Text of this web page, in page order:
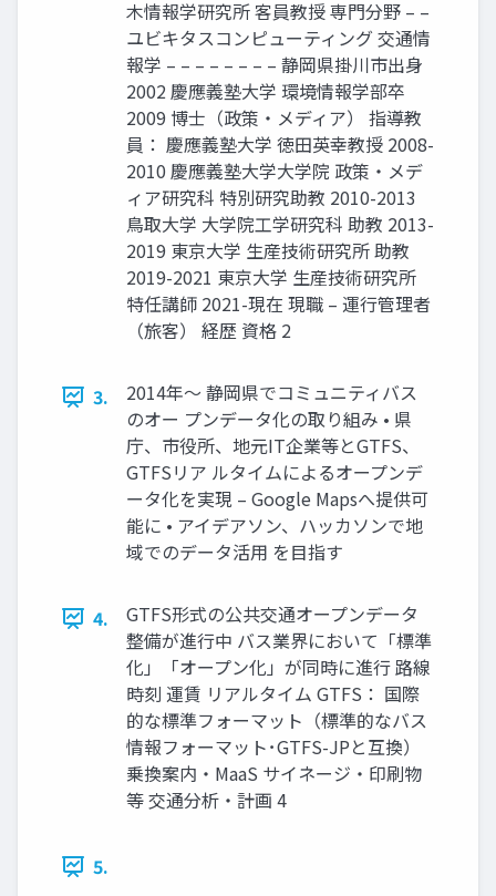
木情報学研究所 客員教授 専門分野 – –
ユビキタスコンピューティング 交通情
報学 – – – – – – – – 静岡県掛川市出身
2002 慶應義塾大学 環境情報学部卒
2009 博士（政策・メディア） 指導教
員： 慶應義塾大学 徳田英幸教授 2008-
2010 慶應義塾大学大学院 政策・メデ
ィア研究科 特別研究助教 2010-2013
鳥取大学 大学院工学研究科 助教 2013-
2019 東京大学 生産技術研究所 助教
2019-2021 東京大学 生産技術研究所
特任講師 2021-現在 現職 – 運行管理者
（旅客） 経歴 資格 2
3.
2014年〜 静岡県でコミュニティバス
のオー プンデータ化の取り組み • 県
庁、市役所、地元IT企業等とGTFS、
GTFSリア ルタイムによるオープンデ
ータ化を実現 – Google Mapsへ提供可
能に • アイデアソン、ハッカソンで地
域でのデータ活用 を目指す
4.
GTFS形式の公共交通オープンデータ
整備が進行中 バス業界において「標準
化」「オープン化」が同時に進行 路線
時刻 運賃 リアルタイム GTFS： 国際
的な標準フォーマット（標準的なバス
情報フォーマット･GTFS-JPと互換）
乗換案内・MaaS サイネージ・印刷物
等 交通分析・計画 4
5.